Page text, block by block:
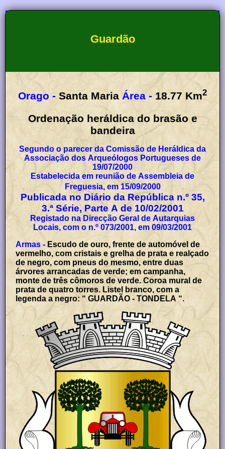
Guardão
Orago - Santa Maria Área - 18.77 Km2
Ordenação heráldica do brasão e
bandeira
Segundo o parecer da Comissão de Heráldica da
Associação dos Arqueólogos Portugueses de
19/07/2000
Estabelecida em reunião de Assembleia de
Freguesia, em 15/09/2000
Publicada no Diário da República n.º 35,
3.ª Série, Parte A de 10/02/2001
Registado na Direcção Geral de Autarquias
Locais, com o n.º 073/2001, em 09/03/2001
Armas - Escudo de ouro, frente de automóvel de
vermelho, com cristais e grelha de prata e realçado
de negro, com pneus do mesmo, entre duas
árvores arrancadas de verde; em campanha,
monte de três cômoros de verde. Coroa mural de
prata de quatro torres. Listel branco, com a
legenda a negro: “ GUARDÃO - TONDELA “.